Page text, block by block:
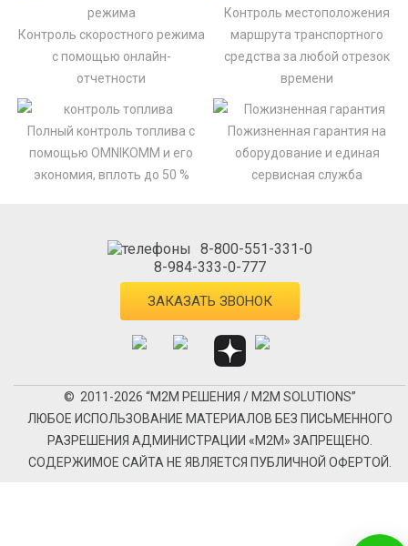
Контроль скоростного режима
с помощью онлайн-
отчетности
Контроль местоположения
маршрута транспортного
средства за любой отрезок
времени
Полный контроль топлива с
помощью OMNIKOMM и его
экономия, вплоть до 50 %
Пожизненная гарантия на
оборудование и единая
сервисная служба
8-800-551-331-0
8-984-333-0-777
ЗАКАЗАТЬ ЗВОНОК
© 2011-2026 “М2М РЕШЕНИЯ / M2M SOLUTIONS”
ЛЮБОЕ ИСПОЛЬЗОВАНИЕ МАТЕРИАЛОВ БЕЗ ПИСЬМЕННОГО
РАЗРЕШЕНИЯ АДМИНИСТРАЦИИ «М2М» ЗАПРЕЩЕНО.
СОДЕРЖИМОЕ САЙТА НЕ ЯВЛЯЕТСЯ ПУБЛИЧНОЙ ОФЕРТОЙ.